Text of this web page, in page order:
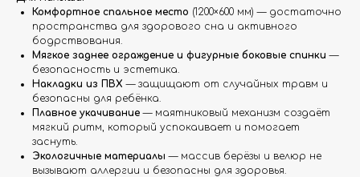
Комфортное спальное место (1200×600 мм) — достаточно
пространства для здорового сна и активного
бодрствования.
Мягкое заднее ограждение и фигурные боковые спинки —
безопасность и эстетика.
Накладки из ПВХ — защищают от случайных травм и
безопасны для ребёнка.
Плавное укачивание — маятниковый механизм создаёт
мягкий ритм, который успокаивает и помогает
заснуть.
Экологичные материалы — массив берёзы и велюр не
вызывают аллергии и безопасны для здоровья.